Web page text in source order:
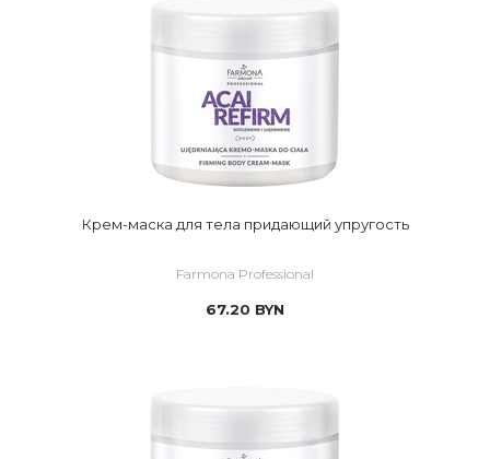
Крем-маска для тела придающий упругость
Farmona Professional
67.20 BYN